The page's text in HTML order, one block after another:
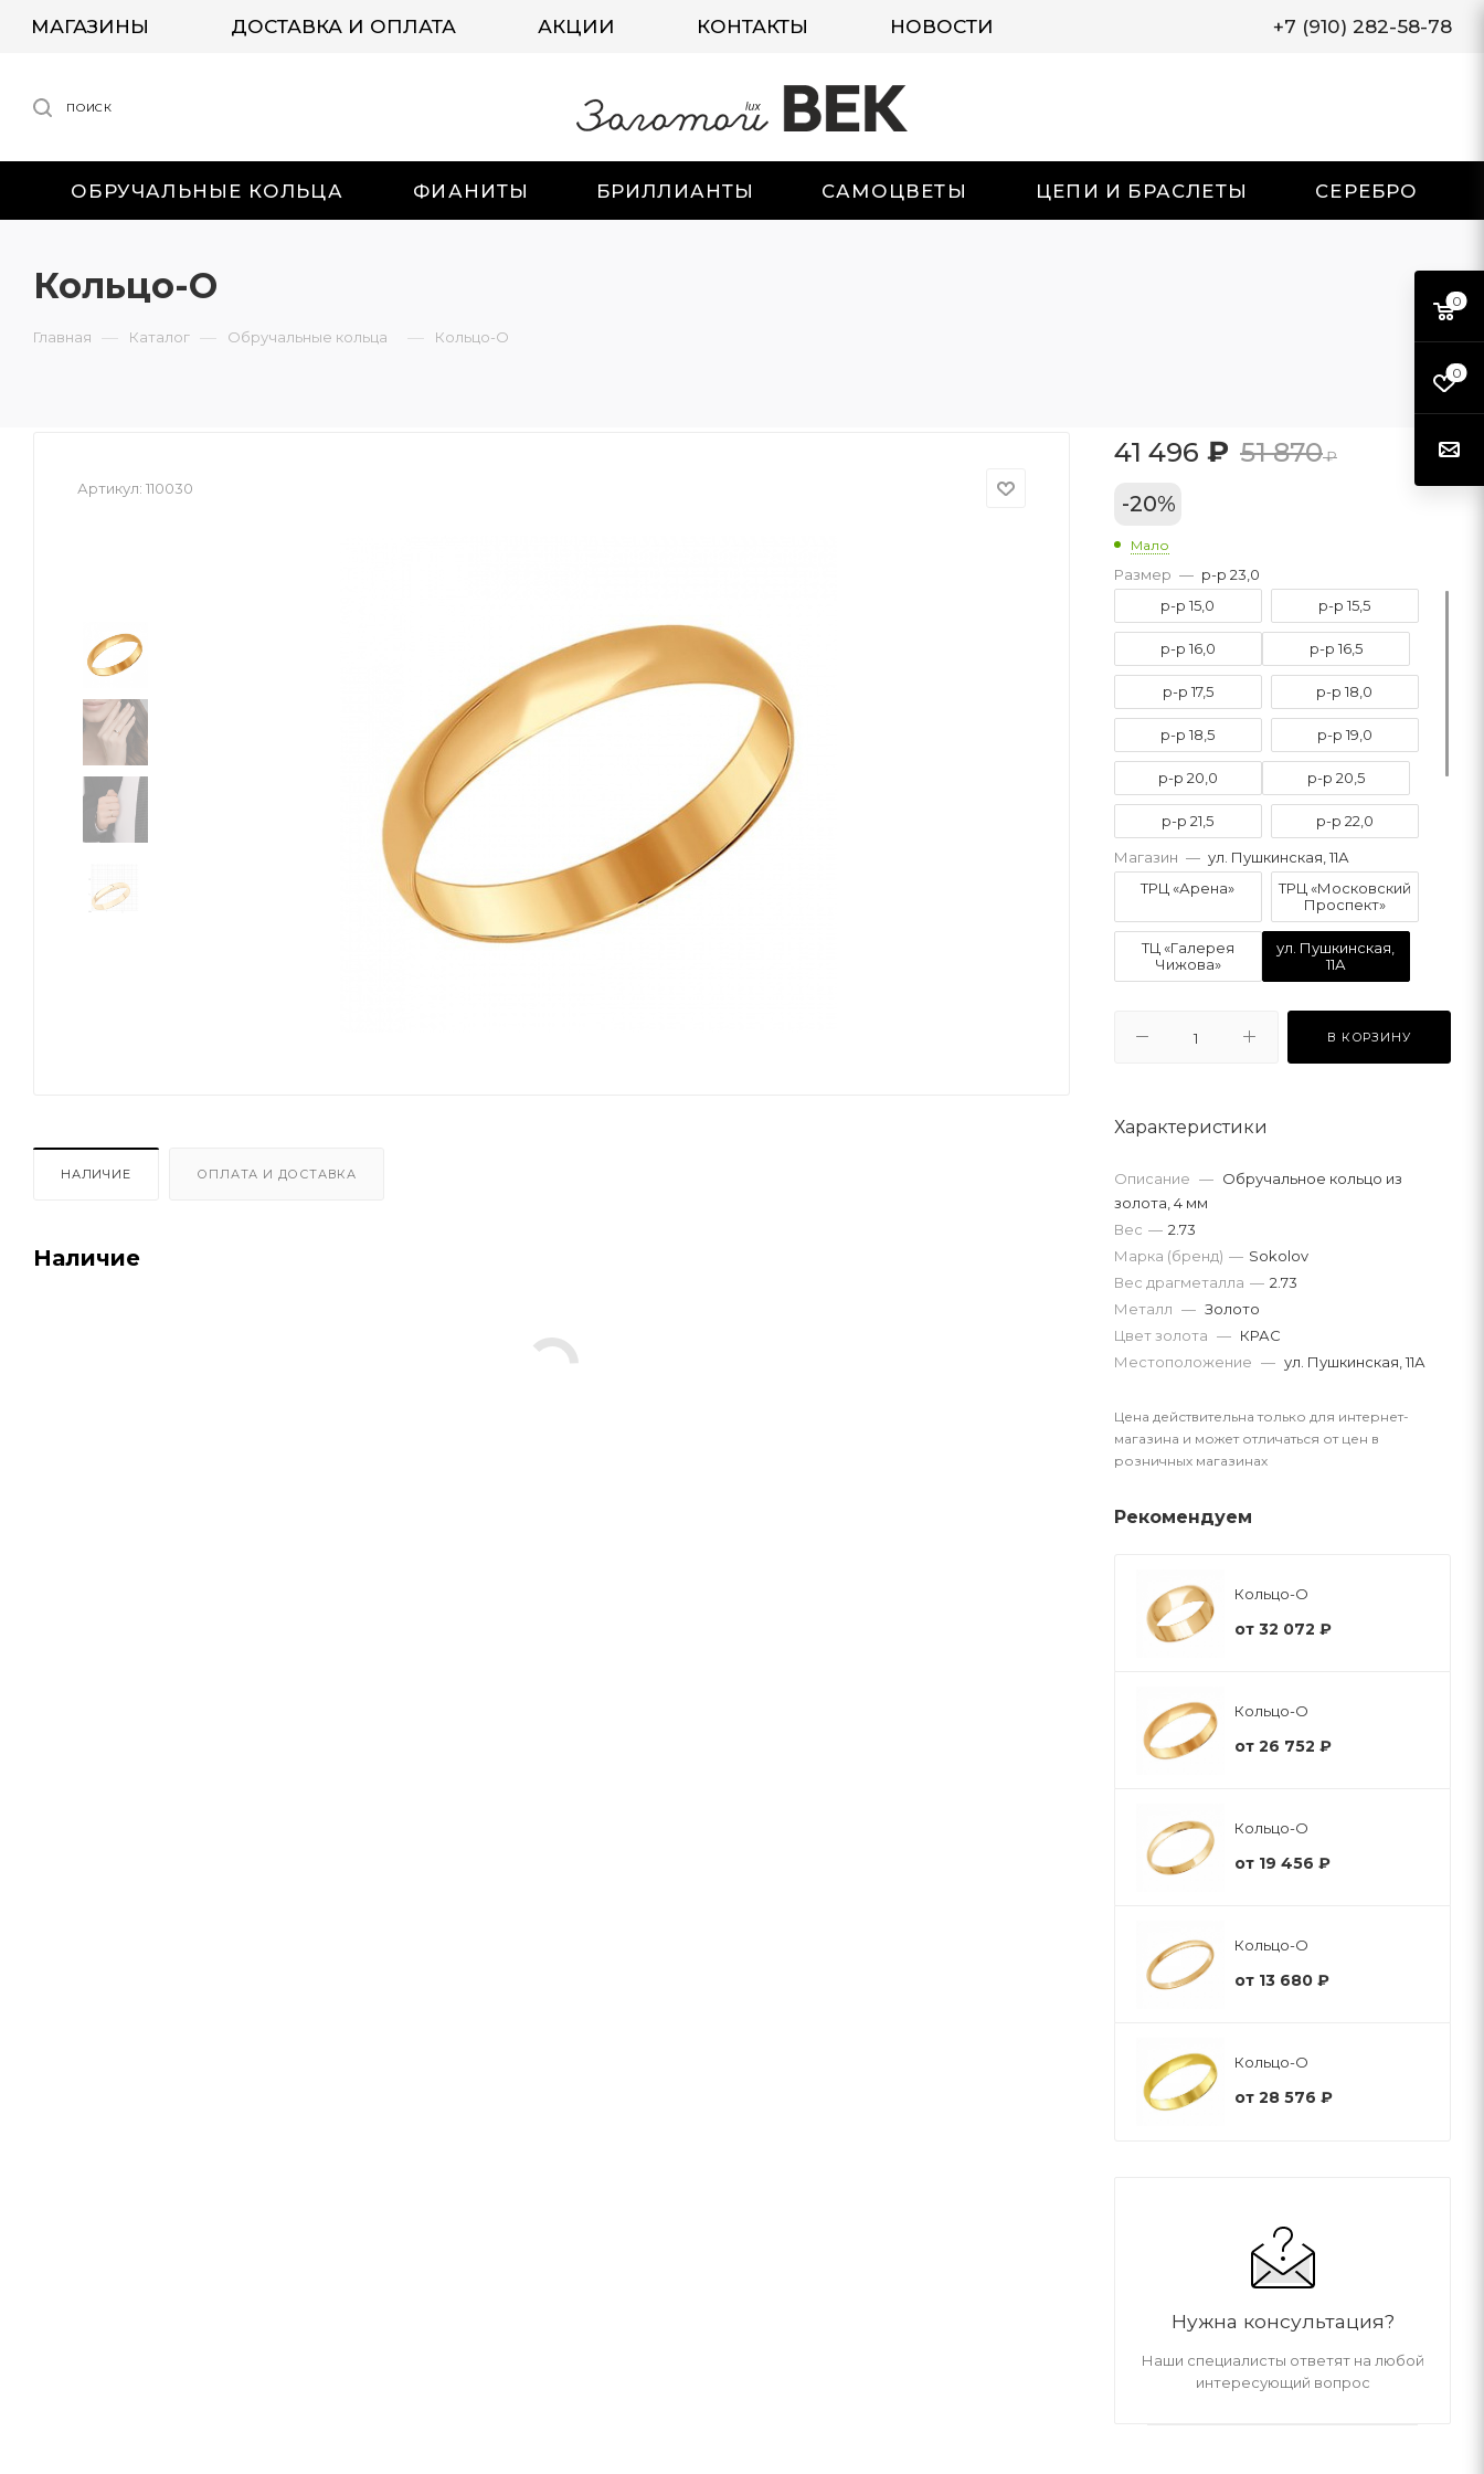
МАГАЗИНЫ ДОСТАВКА И ОПЛАТА АКЦИИ КОНТАКТЫ НОВОСТИ +7 (910) 282-58-78
ПОИСК
ОБРУЧАЛЬНЫЕ КОЛЬЦА ФИАНИТЫ БРИЛЛИАНТЫ САМОЦВЕТЫ ЦЕПИ И БРАСЛЕТЫ СЕРЕБРО
Кольцо-О
Главная — Каталог — Обручальные кольца — Кольцо-О
Артикул: 110030
НАЛИЧИЕ ОПЛАТА И ДОСТАВКА
Наличие
41 496 ₽ 51 870₽
-20%
Мало
Размер — р-р 23,0
р-р 15,0
р-р 15,5
р-р 16,0 р-р 16,5
р-р 17,5 р-р 18,0
р-р 18,5 р-р 19,0
р-р 20,0 р-р 20,5
р-р 21,5 р-р 22,0
р-р 22,5 р-р 23,0
Магазин — ул. Пушкинская, 11А
ТРЦ «Арена»
ТРЦ «Московский
Проспект»
ТЦ «Галерея
Чижова»
ул. Пушкинская,
11А
В КОРЗИНУ
Характеристики
Описание — Обручальное кольцо из
золота, 4 мм
Вес драгметалла — 2.73
Марка (бренд) — Sokolov
Вес — 2.73
Металл — Золото
Цвет золота — КРАС
Местоположение — ул. Пушкинская, 11А
Цена действительна только для интернет-
магазина и может отличаться от цен в
розничных магазинах
Рекомендуем
Кольцо-О
от 32 072 ₽
Кольцо-О
от 26 752 ₽
Кольцо-О
от 19 456 ₽
Кольцо-О
от 13 680 ₽
Кольцо-О
от 28 576 ₽
Нужна консультация?
Наши специалисты ответят на любой
интересующий вопрос
0
0